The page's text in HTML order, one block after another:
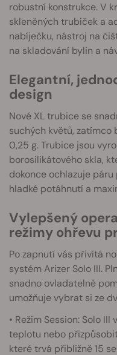
robustní konstrukce. V
skleněných trubiček a
nabíječku, nástroj na
na skladování bylin a
Elegantní,
design
Nové XL trubice se
suchých květů, zatímco
0,25 g. Trubice jsou
borosilikátového skla,
dokonce ochlazuje
hladké potáhnutí a
Vylepšený
režimy ohřevu
Po zapnutí vás přivítá
systém Arizer Solo III.
snadno ovladatelné
umožňuje vybrat si ze
• Režim Session: Solo
teplotu nebo
které trvá přibližně 15